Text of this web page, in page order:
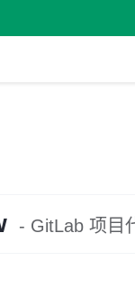
- GitLab 项目